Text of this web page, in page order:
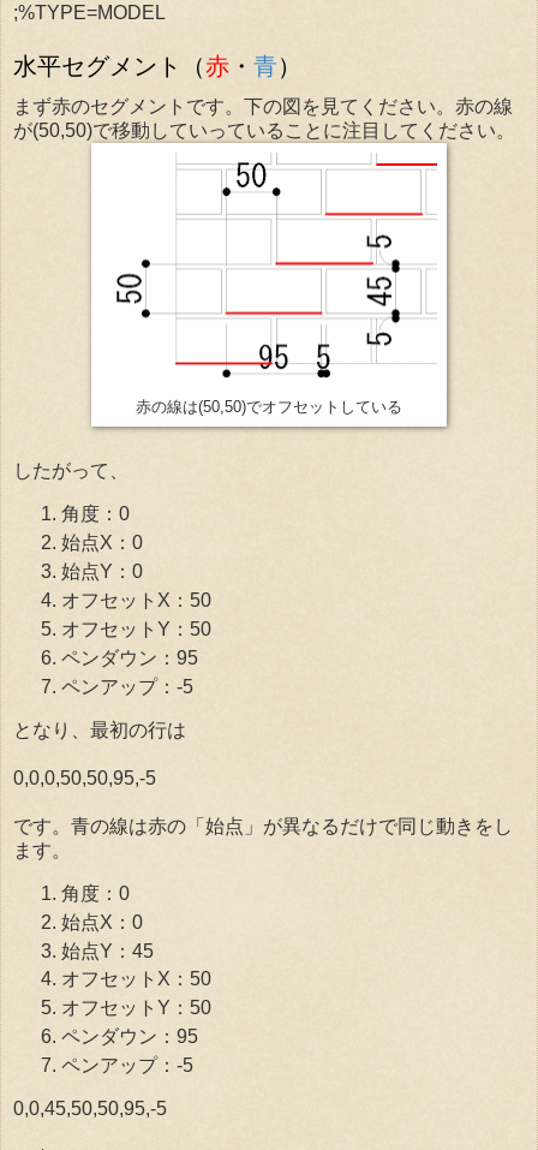
;%TYPE=MODEL
水平セグメント（赤 ・ 青）
まず赤のセグメントです。下の図を見てください。赤の線
が(50,50)で移動していっていることに注目してください。
赤の線は(50,50)でオフセットしている
したがって、
角度：0
始点X：0
始点Y：0
オフセットX：50
オフセットY：50
ペンダウン：95
ペンアップ：-5
となり、最初の行は
0,0,0,50,50,95,-5
です。青の線は赤の「始点」が異なるだけで同じ動きをし
ます。
角度：0
始点X：0
始点Y：45
オフセットX：50
オフセットY：50
ペンダウン：95
ペンアップ：-5
0,0,45,50,50,95,-5